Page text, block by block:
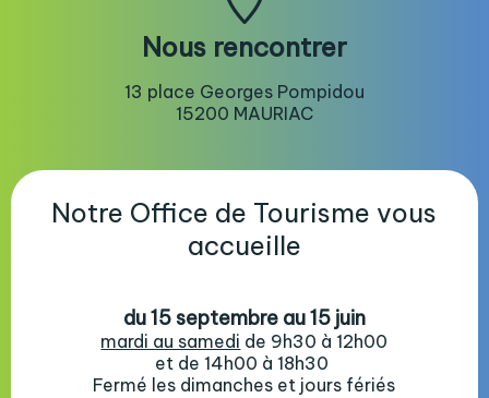
Nous rencontrer
13 place Georges Pompidou
15200 MAURIAC
Notre Office de Tourisme vous
accueille
du 15 septembre au 15 juin
mardi au samedi de 9h30 à 12h00
et de 14h00 à 18h30
Fermé les dimanches et jours fériés